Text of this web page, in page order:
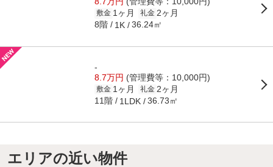
敷金 1ヶ月 礼金 2ヶ月
8階 1K 36.24㎡
-
8.7万円 (管理費等：10,000円)
敷金 1ヶ月 礼金 2ヶ月
11階 1LDK 36.73㎡
エリアの近い物件